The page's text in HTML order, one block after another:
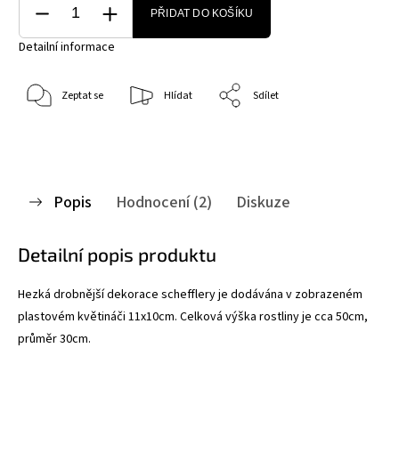
PŘIDAT DO KOŠÍKU
Detailní informace
Zeptat se Hlídat Sdílet
Popis Hodnocení (2) Diskuze
Detailní popis produktu
Hezká drobnější dekorace schefflery je dodávána v zobrazeném
plastovém květináči 11x10cm. Celková výška rostliny je cca 50cm,
průměr 30cm.